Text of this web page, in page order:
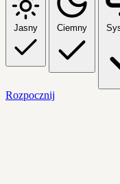
Jasny Ciemny
Rozpocznij